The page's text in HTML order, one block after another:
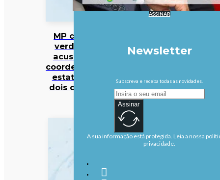
MP cabo-
verdiano
acusa ex-
coordenador
estatal de
dois crimes
ASSINAR
Newsletter
Subscreva e receba todas as novidades.
Assinar
A sua informação está protegida. Leia a nossa
privacidade.